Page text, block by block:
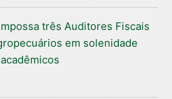
três Auditores Fiscais
em solenidade